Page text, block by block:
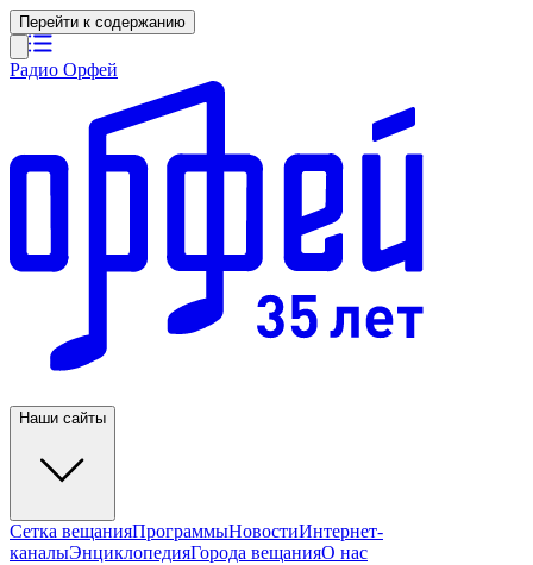
Перейти к содержанию
Радио Орфей
Наши сайты
Сетка вещанияПрограммыНовостиИнтернет-
каналыЭнциклопедияГорода вещанияО нас